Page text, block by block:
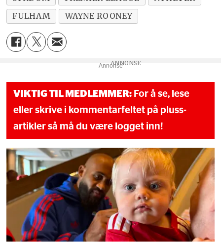
FULHAM
WAYNE ROONEY
Annonse
VIKTIG TIL MEDLEMMER: For å se, lese
eller skrive i kommentarfeltet på pluss-
artikler så må du være logget inn!